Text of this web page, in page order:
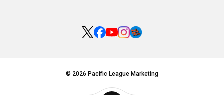
© 2026 Pacific League Marketing